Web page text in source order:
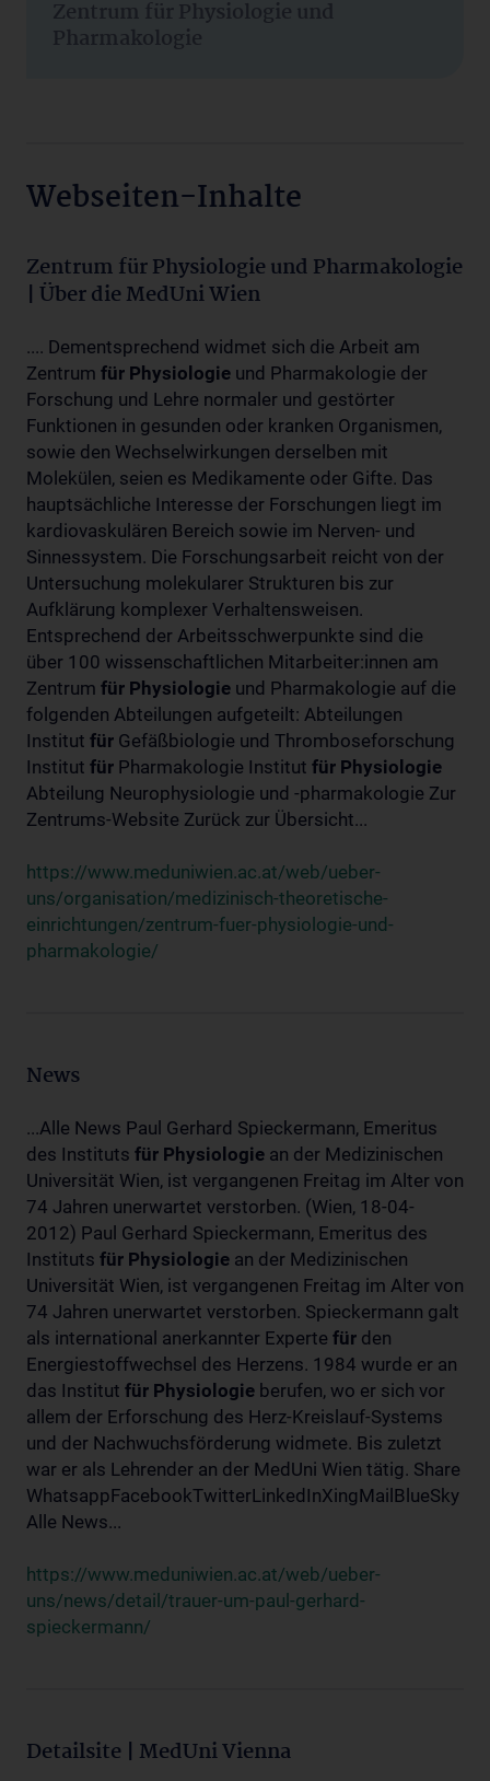
Zentrum für Physiologie und
Pharmakologie
Webseiten-Inhalte
Zentrum für Physiologie und Pharmakologie
| Über die MedUni Wien
.... Dementsprechend widmet sich die Arbeit am
Zentrum für Physiologie und Pharmakologie der
Forschung und Lehre normaler und gestörter
Funktionen in gesunden oder kranken Organismen,
sowie den Wechselwirkungen derselben mit
Molekülen, seien es Medikamente oder Gifte. Das
hauptsächliche Interesse der Forschungen liegt im
kardiovaskulären Bereich sowie im Nerven- und
Sinnessystem. Die Forschungsarbeit reicht von der
Untersuchung molekularer Strukturen bis zur
Aufklärung komplexer Verhaltensweisen.
Entsprechend der Arbeitsschwerpunkte sind die
über 100 wissenschaftlichen Mitarbeiter:innen am
Zentrum für Physiologie und Pharmakologie auf die
folgenden Abteilungen aufgeteilt: Abteilungen
Institut für Gefäßbiologie und Thromboseforschung
Institut für Pharmakologie Institut für Physiologie
Abteilung Neurophysiologie und -pharmakologie Zur
Zentrums-Website Zurück zur Übersicht...
https://www.meduniwien.ac.at/web/ueber-
uns/organisation/medizinisch-theoretische-
einrichtungen/zentrum-fuer-physiologie-und-
pharmakologie/
News
...Alle News Paul Gerhard Spieckermann, Emeritus
des Instituts für Physiologie an der Medizinischen
Universität Wien, ist vergangenen Freitag im Alter von
74 Jahren unerwartet verstorben. (Wien, 18-04-
2012) Paul Gerhard Spieckermann, Emeritus des
Instituts für Physiologie an der Medizinischen
Universität Wien, ist vergangenen Freitag im Alter von
74 Jahren unerwartet verstorben. Spieckermann galt
als international anerkannter Experte für den
Energiestoffwechsel des Herzens. 1984 wurde er an
das Institut für Physiologie berufen, wo er sich vor
allem der Erforschung des Herz-Kreislauf-Systems
und der Nachwuchsförderung widmete. Bis zuletzt
war er als Lehrender an der MedUni Wien tätig. Share
WhatsappFacebookTwitterLinkedInXingMailBlueSky
Alle News...
https://www.meduniwien.ac.at/web/ueber-
uns/news/detail/trauer-um-paul-gerhard-
spieckermann/
Detailsite | MedUni Vienna